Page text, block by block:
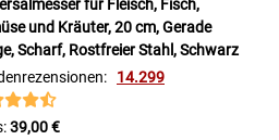
für Fleisch, Fisch,
und Kräuter, 20 cm, Gerade
Scharf, Rostfreier Stahl, Schwarz
14.299
39,00 €